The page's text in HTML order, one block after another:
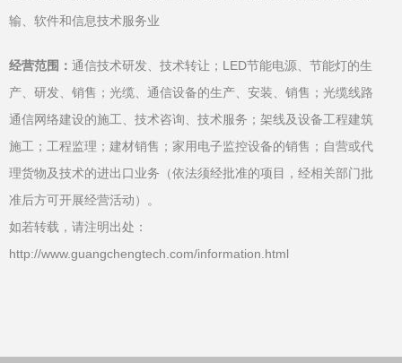
输、软件和信息技术服务业
经营范围： 通信技术研发、技术转让；LED节能电源、节能灯的生
产、研发、销售；光缆、通信设备的生产、安装、销售；光缆线路
通信网络建设的施工、技术咨询、技术服务；架线及设备工程建筑
施工；工程监理；建材销售；家用电子监控设备的销售；自营或代
理货物及技术的进出口业务（依法须经批准的项目，经相关部门批
准后方可开展经营活动）。
如若转载，请注明出处：
http://www.guangchengtech.com/information.html